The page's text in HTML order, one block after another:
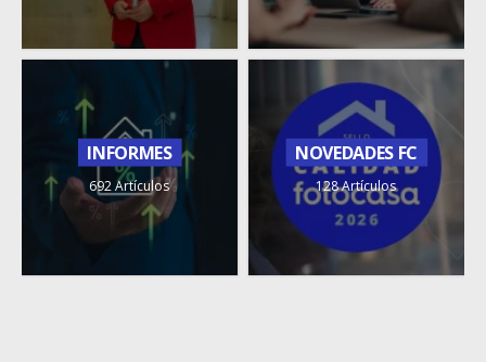
INFORMES
692 Artículos
NOVEDADES FC
128 Artículos